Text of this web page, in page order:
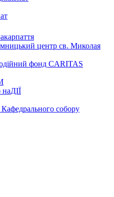
центр св. Миколая
фонд CARITAS
собору